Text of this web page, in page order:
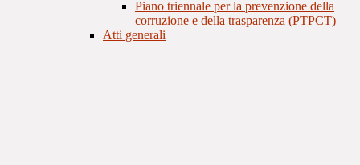
Piano triennale per la prevenzione della
corruzione e della trasparenza (PTPCT)
Atti generali